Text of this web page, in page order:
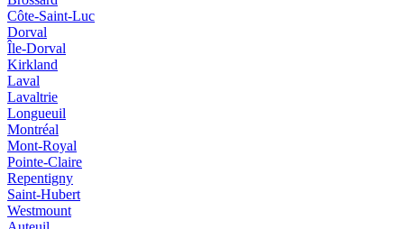
Côte-Saint-Luc
Dorval
Île-Dorval
Kirkland
Laval
Lavaltrie
Longueuil
Montréal
Mont-Royal
Pointe-Claire
Repentigny
Saint-Hubert
Westmount